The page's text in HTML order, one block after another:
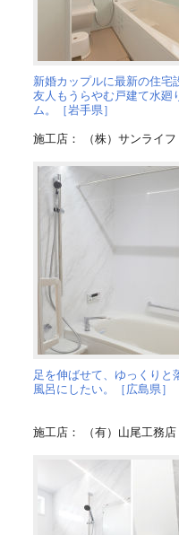
新婚カップルに最新の住宅
友人もうらやむ戸建て水廻
ム。［岩手県］
施工店： （株）サンライフ
足を伸ばせて、ゆっくりと
風呂にしたい。［広島県］
施工店： （有）山尾工務店